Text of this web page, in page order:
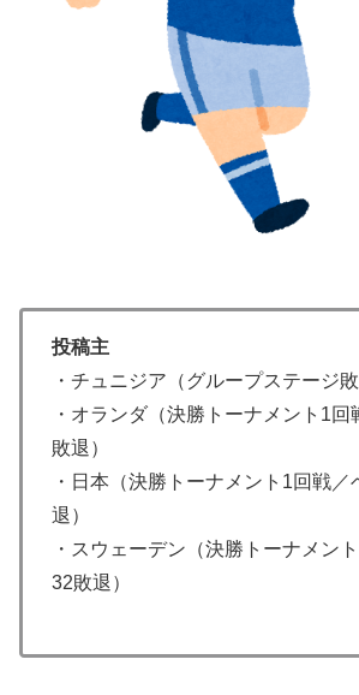
外国人「プレミアで見たい」日本代
後は海外クラブの監督挑戦か!?「視野
す」制度上は欧州での監督就任が可能
日本からの「海外送金が最も多い国ラ
インドネシア、1位は？【タイ人の反
外国人「ドイツと日本、あらゆる面
日本の食品、買ってみたものの使い
人が続出
▶ 海外「羨ましい！」日本ならではの夏
びっくり仰天
日本のお盆をダブル台風直撃か？←「
る！」（海外の反応）
外国人「ドイツと日本、あらゆる面を
が上なの？」
何？」
投稿主
・チュニジア（グループステージ敗
・オランダ（決勝トーナメント1回
敗退）
・日本（決勝トーナメント1回戦／
退）
・スウェーデン（決勝トーナメン
32敗退）